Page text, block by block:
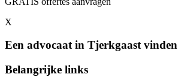
X
Een advocaat in Tjerkgaast vinden
Belangrijke links